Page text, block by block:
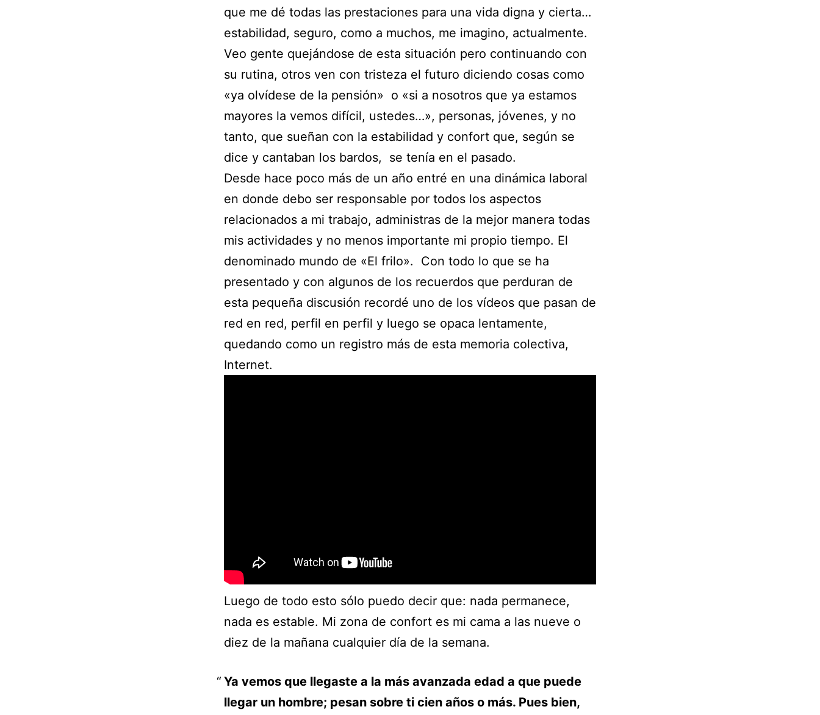
que me dé todas las prestaciones para una vida digna y cierta…
estabilidad, seguro, como a muchos, me imagino, actualmente.
Veo gente quejándose de esta situación pero continuando con
su rutina, otros ven con tristeza el futuro diciendo cosas como
«ya olvídese de la pensión» o «si a nosotros que ya estamos
mayores la vemos difícil, ustedes…», personas, jóvenes, y no
tanto, que sueñan con la estabilidad y confort que, según se
dice y cantaban los bardos, se tenía en el pasado.
Desde hace poco más de un año entré en una dinámica laboral
en donde debo ser responsable por todos los aspectos
relacionados a mi trabajo, administras de la mejor manera todas
mis actividades y no menos importante mi propio tiempo. El
denominado mundo de «El frilo». Con todo lo que se ha
presentado y con algunos de los recuerdos que perduran de
esta pequeña discusión recordé uno de los vídeos que pasan de
red en red, perfil en perfil y luego se opaca lentamente,
quedando como un registro más de esta memoria colectiva,
Internet.
Luego de todo esto sólo puedo decir que: nada permanece,
nada es estable. Mi zona de confort es mi cama a las nueve o
diez de la mañana cualquier día de la semana.
Ya vemos que llegaste a la más avanzada edad a que puede
llegar un hombre; pesan sobre ti cien años o más. Pues bien,